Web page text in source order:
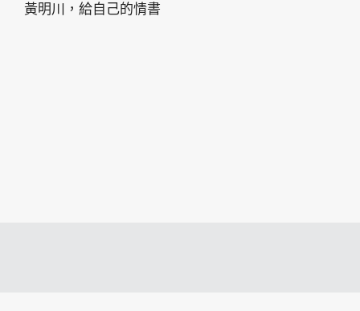
黃明川，給自己的情書